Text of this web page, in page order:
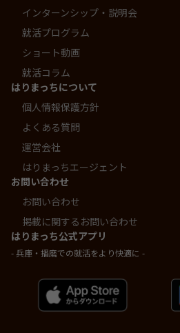
インターンシップ・説明会
就活プログラム
ショート動画
就活コラム
はりまっちについて
個人情報保護方針
よくある質問
運営会社
はりまっちエージェント
お問い合わせ
お問い合わせ
掲載に関するお問い合わせ
はりまっち公式アプリ
- 兵庫・播磨での就活をより快適に -